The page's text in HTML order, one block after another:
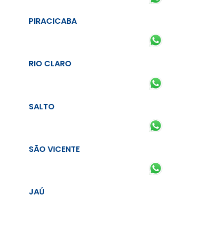
PIRACICABA
RIO CLARO
SALTO
SÃO VICENTE
JAÚ